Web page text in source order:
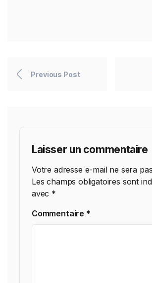
Previous Post
Laisser un commentaire
Votre adresse e-mail ne sera
Les champs obligatoires sont
avec *
Commentaire *